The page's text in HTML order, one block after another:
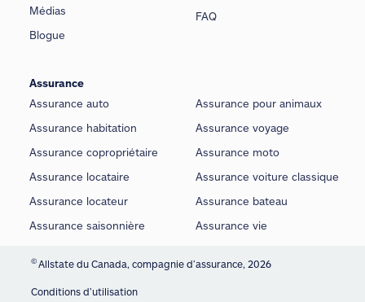
Médias
Blogue
FAQ
Assurance
Assurance auto
Assurance habitation
Assurance copropriétaire
Assurance locataire
Assurance locateur
Assurance saisonnière
Assurance pour animaux
Assurance voyage
Assurance moto
Assurance voiture classique
Assurance bateau
Assurance vie
©Allstate du Canada, compagnie d’assurance, 2026
Conditions d’utilisation